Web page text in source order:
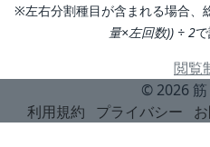
※左右分割種目が含まれる場合、
量×左回数)) ÷ 2
閲覧
© 2026
利用規約
プライバシー